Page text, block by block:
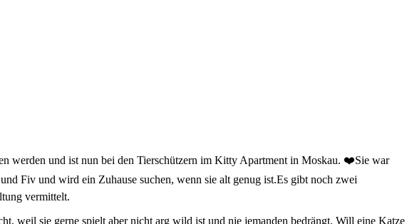
werden und ist nun bei den Tierschützern im Kitty Apartment in Moskau. ❤️Sie war
Fiv und wird ein Zuhause suchen, wenn sie alt genug ist.Es gibt noch zwei
vermittelt.
weil sie gerne spielt aber nicht arg wild ist und nie jemanden bedrängt. Will eine Katze